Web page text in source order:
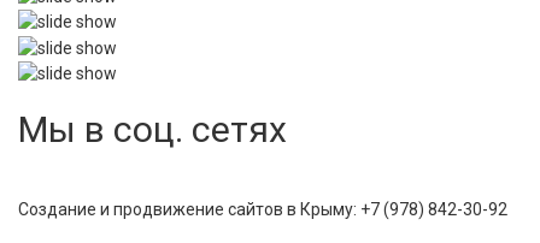
Мы в соц. сетях
Создание и продвижение сайтов в Крыму: +7 (978) 842-30-92